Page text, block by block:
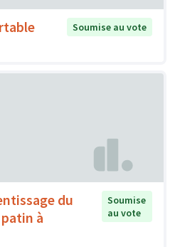
Soumise au vote
du
à
Soumise
au vote